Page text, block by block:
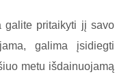
galite pritaikyti jį savo
galima įsidiegti
metu išdainuojamą